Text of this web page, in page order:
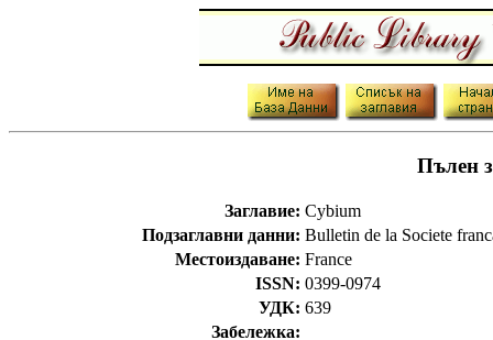
Пълен
Заглавие: Cybium
Подзаглавни данни: Bulletin de la Societe
Местоиздаване: France
ISSN: 0399-0974
УДК: 639
Забележка: